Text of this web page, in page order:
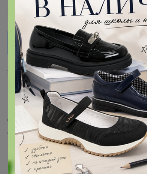
22 декабря, 2021 13:30
Anton798
Добрый вечер, подскажите почему из наличия с 12
декабря так кофе до нас и не
Здравствуйте, стоп 8го, а ваша
позиция под заказ, воспринято как -
вместе. Когда из наличия надо,
после стопа, (как вы видите
Сейчас наверное уже нет смысла
отправлять, на днях получаю груз и
вместе. Подумаю, как сделать чтобы
подобного недопонимания..